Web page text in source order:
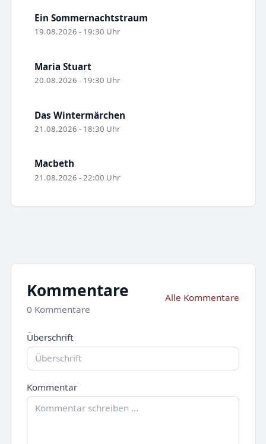
Ein Sommernachtstraum
19.08.2026 - 19:30 Uhr
Maria Stuart
20.08.2026 - 19:30 Uhr
Das Wintermärchen
21.08.2026 - 18:30 Uhr
Macbeth
21.08.2026 - 22:00 Uhr
Kommentare
0 Kommentare
Alle Kommentare
Überschrift
Kommentar